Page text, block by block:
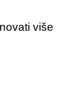
više